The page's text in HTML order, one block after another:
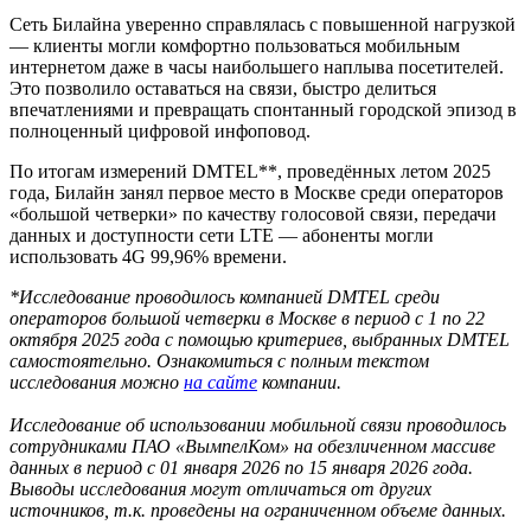
Сеть Билайна уверенно справлялась с повышенной нагрузкой
— клиенты могли комфортно пользоваться мобильным
интернетом даже в часы наибольшего наплыва посетителей.
Это позволило оставаться на связи, быстро делиться
впечатлениями и превращать спонтанный городской эпизод в
полноценный цифровой инфоповод.
По итогам измерений DMTEL**, проведённых летом 2025
года, Билайн занял первое место в Москве среди операторов
«большой четверки» по качеству голосовой связи, передачи
данных и доступности сети LTE — абоненты могли
использовать 4G 99,96% времени.
*Исследование проводилось компанией DMTEL среди
операторов большой четверки в Москве в период с 1 по 22
октября 2025 года с помощью критериев, выбранных DMTEL
самостоятельно. Ознакомиться с полным текстом
исследования можно на сайте компании.
Исследование об использовании мобильной связи проводилось
сотрудниками ПАО «ВымпелКом» на обезличенном массиве
данных в период с 01 января 2026 по 15 января 2026 года.
Выводы исследования могут отличаться от других
источников, т.к. проведены на ограниченном объеме данных.